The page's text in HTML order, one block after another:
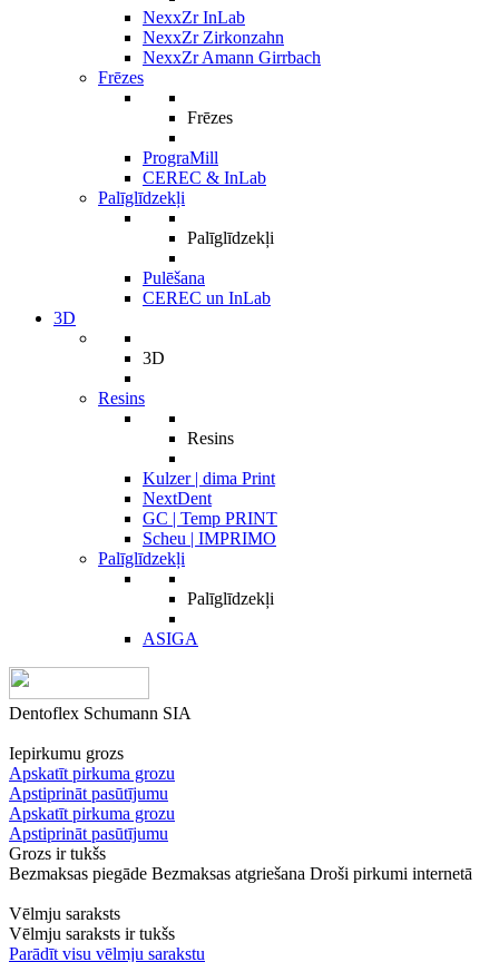
NexxZr InLab
NexxZr Zirkonzahn
NexxZr Amann Girrbach
Frēzes
Frēzes
PrograMill
CEREC & InLab
Palīglīdzekļi
Palīglīdzekļi
Pulēšana
CEREC un InLab
3D
3D
Resins
Resins
Kulzer | dima Print
NextDent
GC | Temp PRINT
Scheu | IMPRIMO
Palīglīdzekļi
Palīglīdzekļi
ASIGA
Dentoflex Schumann SIA
Iepirkumu grozs
Apskatīt pirkuma grozu
Apstiprināt pasūtījumu
Apskatīt pirkuma grozu
Apstiprināt pasūtījumu
Grozs ir tukšs
Bezmaksas piegāde Bezmaksas atgriešana Droši pirkumi internetā
Vēlmju saraksts
Vēlmju saraksts ir tukšs
Parādīt visu vēlmju sarakstu